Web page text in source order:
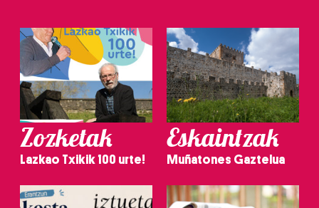
Zozketak
Lazkao Txikik 100 urte!
Eskaintzak
Muñatones Gaztelua